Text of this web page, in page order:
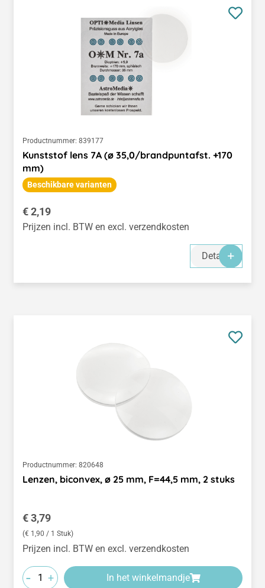
Productnummer: 839177
Kunststof lens 7A (ø 35,0/brandpuntafst. +170
mm)
Beschikbare varianten
Normale prijs:
€ 2,19
Prijzen incl. BTW en excl. verzendkosten
Details
Productnummer: 820648
Lenzen, biconvex, ø 25 mm, F=44,5 mm, 2 stuks
Normale prijs:
€ 3,79
(€ 1,90 / 1 Stuk)
Prijzen incl. BTW en excl. verzendkosten
- + In het winkelmandje